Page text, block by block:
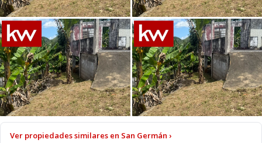
Ver propiedades similares en San Germán ›